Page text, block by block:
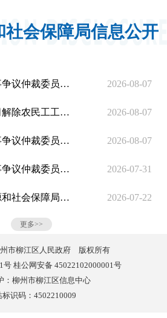
社会保障局信息公开
柳州市柳江区劳动人事争议仲裁委员会公告 2026-08-07
广西展霖建设有限公司解除农民工工资保证金三方监管公示 2026-08-07
柳州市柳江区劳动人事争议仲裁委员会公告 2026-08-07
柳州市柳江区劳动人事争议仲裁委员会公告 2026-07-31
柳州市柳江区人力资源和社会保障局关于柳江区2026年第二季度公益性岗位人员岗位补贴及社会保险补贴的公示 2026-07-22
更多>>
市柳江区人民政府 版权所有
号 桂公网安备 45022102000001号
：柳州市柳江区信息中心
标识码：4502210009